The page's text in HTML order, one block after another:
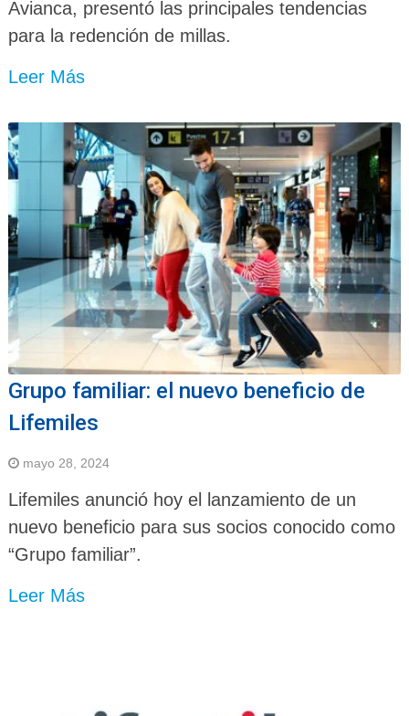
Avianca, presentó las principales tendencias
para la redención de millas.
Leer Más
Grupo familiar: el nuevo beneficio de
Lifemiles
mayo 28, 2024
Lifemiles anunció hoy el lanzamiento de un
nuevo beneficio para sus socios conocido como
“Grupo familiar”.
Leer Más